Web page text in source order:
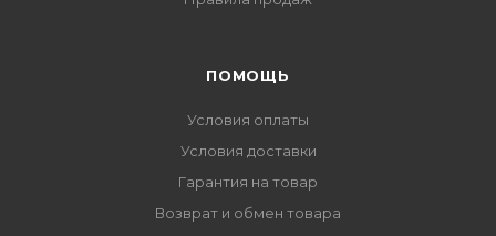
ПОМОЩЬ
Условия оплаты
Условия доставки
Гарантия на товар
Возврат и обмен товара